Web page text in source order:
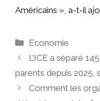
Américains », a-t-il
Catégories
Economie
L’ICE a séparé
parents depuis 2025,
Comment les